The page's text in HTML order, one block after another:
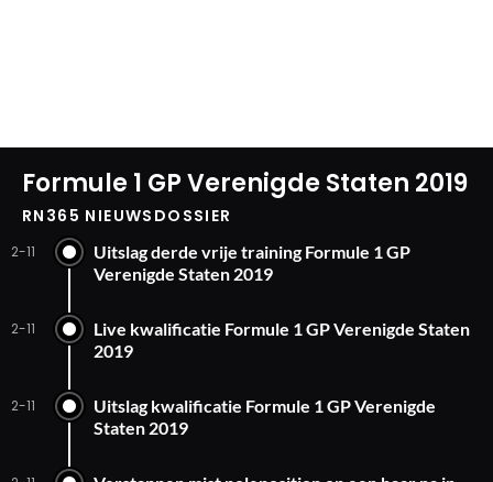
Formule 1 GP Verenigde Staten 2019
RN365 NIEUWSDOSSIER
2-11
Uitslag derde vrije training Formule 1 GP
Verenigde Staten 2019
2-11
Live kwalificatie Formule 1 GP Verenigde Staten
2019
2-11
Uitslag kwalificatie Formule 1 GP Verenigde
Staten 2019